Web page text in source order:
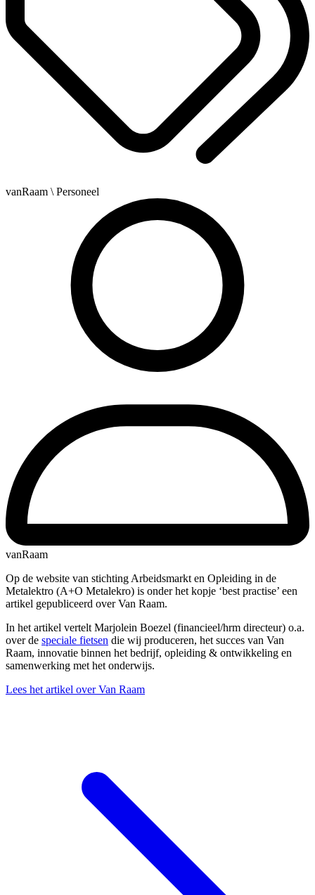
vanRaam \ Personeel
vanRaam
Op de website van stichting Arbeidsmarkt en Opleiding in de
Metalektro (A+O Metalekro) is onder het kopje ‘best practise’ een
artikel gepubliceerd over Van Raam.
In het artikel vertelt Marjolein Boezel (financieel/hrm directeur) o.a.
over de speciale fietsen die wij produceren, het succes van Van
Raam, innovatie binnen het bedrijf, opleiding & ontwikkeling en
samenwerking met het onderwijs.
Lees het artikel over Van Raam